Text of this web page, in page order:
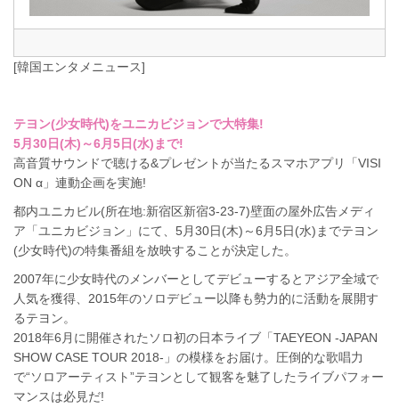
[韓国エンタメニュース]
テヨン(少女時代)をユニカビジョンで大特集!
5月30日(木)～6月5日(水)まで!
高音質サウンドで聴ける&プレゼントが当たるスマホアプリ「VISI
ON α」連動企画を実施!
都内ユニカビル(所在地:新宿区新宿3-23-7)壁面の屋外広告メディ
ア「ユニカビジョン」にて、5月30日(木)～6月5日(水)までテヨン
(少女時代)の特集番組を放映することが決定した。
2007年に少女時代のメンバーとしてデビューするとアジア全域で
人気を獲得、2015年のソロデビュー以降も勢力的に活動を展開す
るテヨン。
2018年6月に開催されたソロ初の日本ライブ「TAEYEON -JAPAN
SHOW CASE TOUR 2018-」の模様をお届け。圧倒的な歌唱力
で“ソロアーティスト”テヨンとして観客を魅了したライブパフォー
マンスは必見だ!